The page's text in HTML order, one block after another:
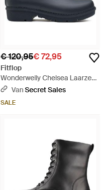
€ 120,95€ 72,95
Fitflop
Wonderwelly Chelsea Laarzen -
Blauw
VanSecret Sales
SALE